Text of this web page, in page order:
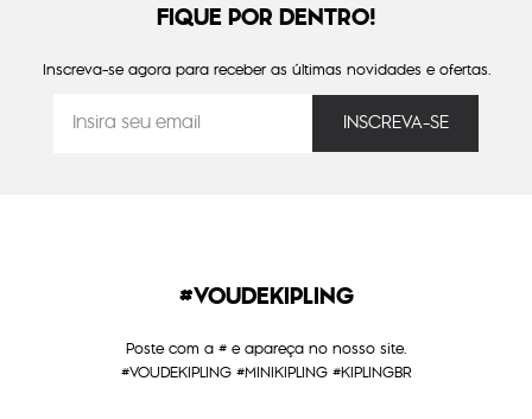
FIQUE POR DENTRO!
Inscreva-se agora para receber as últimas novidades e ofertas.
#VOUDEKIPLING
Poste com a # e apareça no nosso site.
#VOUDEKIPLING #MINIKIPLING #KIPLINGBR